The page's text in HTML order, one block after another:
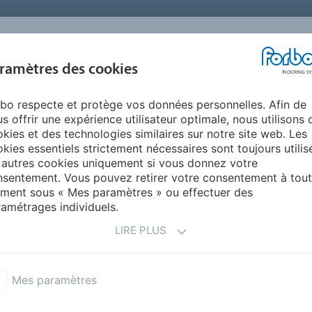
FRANCE
BLOG &
REALISATIONS
FAQ AIDE
administratifs Zones de circulations et couloirs
POUR BUREAUX ET
-ZONES DE
à entretenir
des cookies
respecte et protège vos données personnelles. Afin de
offrir une expérience utilisateur optimale, nous utilisons
et des technologies similaires sur notre site web. Les
essentiels strictement nécessaires sont toujours
cookies uniquement si vous donnez votre
Vous pouvez retirer votre consentement à tout
sous « Mes paramètres » ou effectuer des
individuels.
LIRE PLUS
Mes paramètres